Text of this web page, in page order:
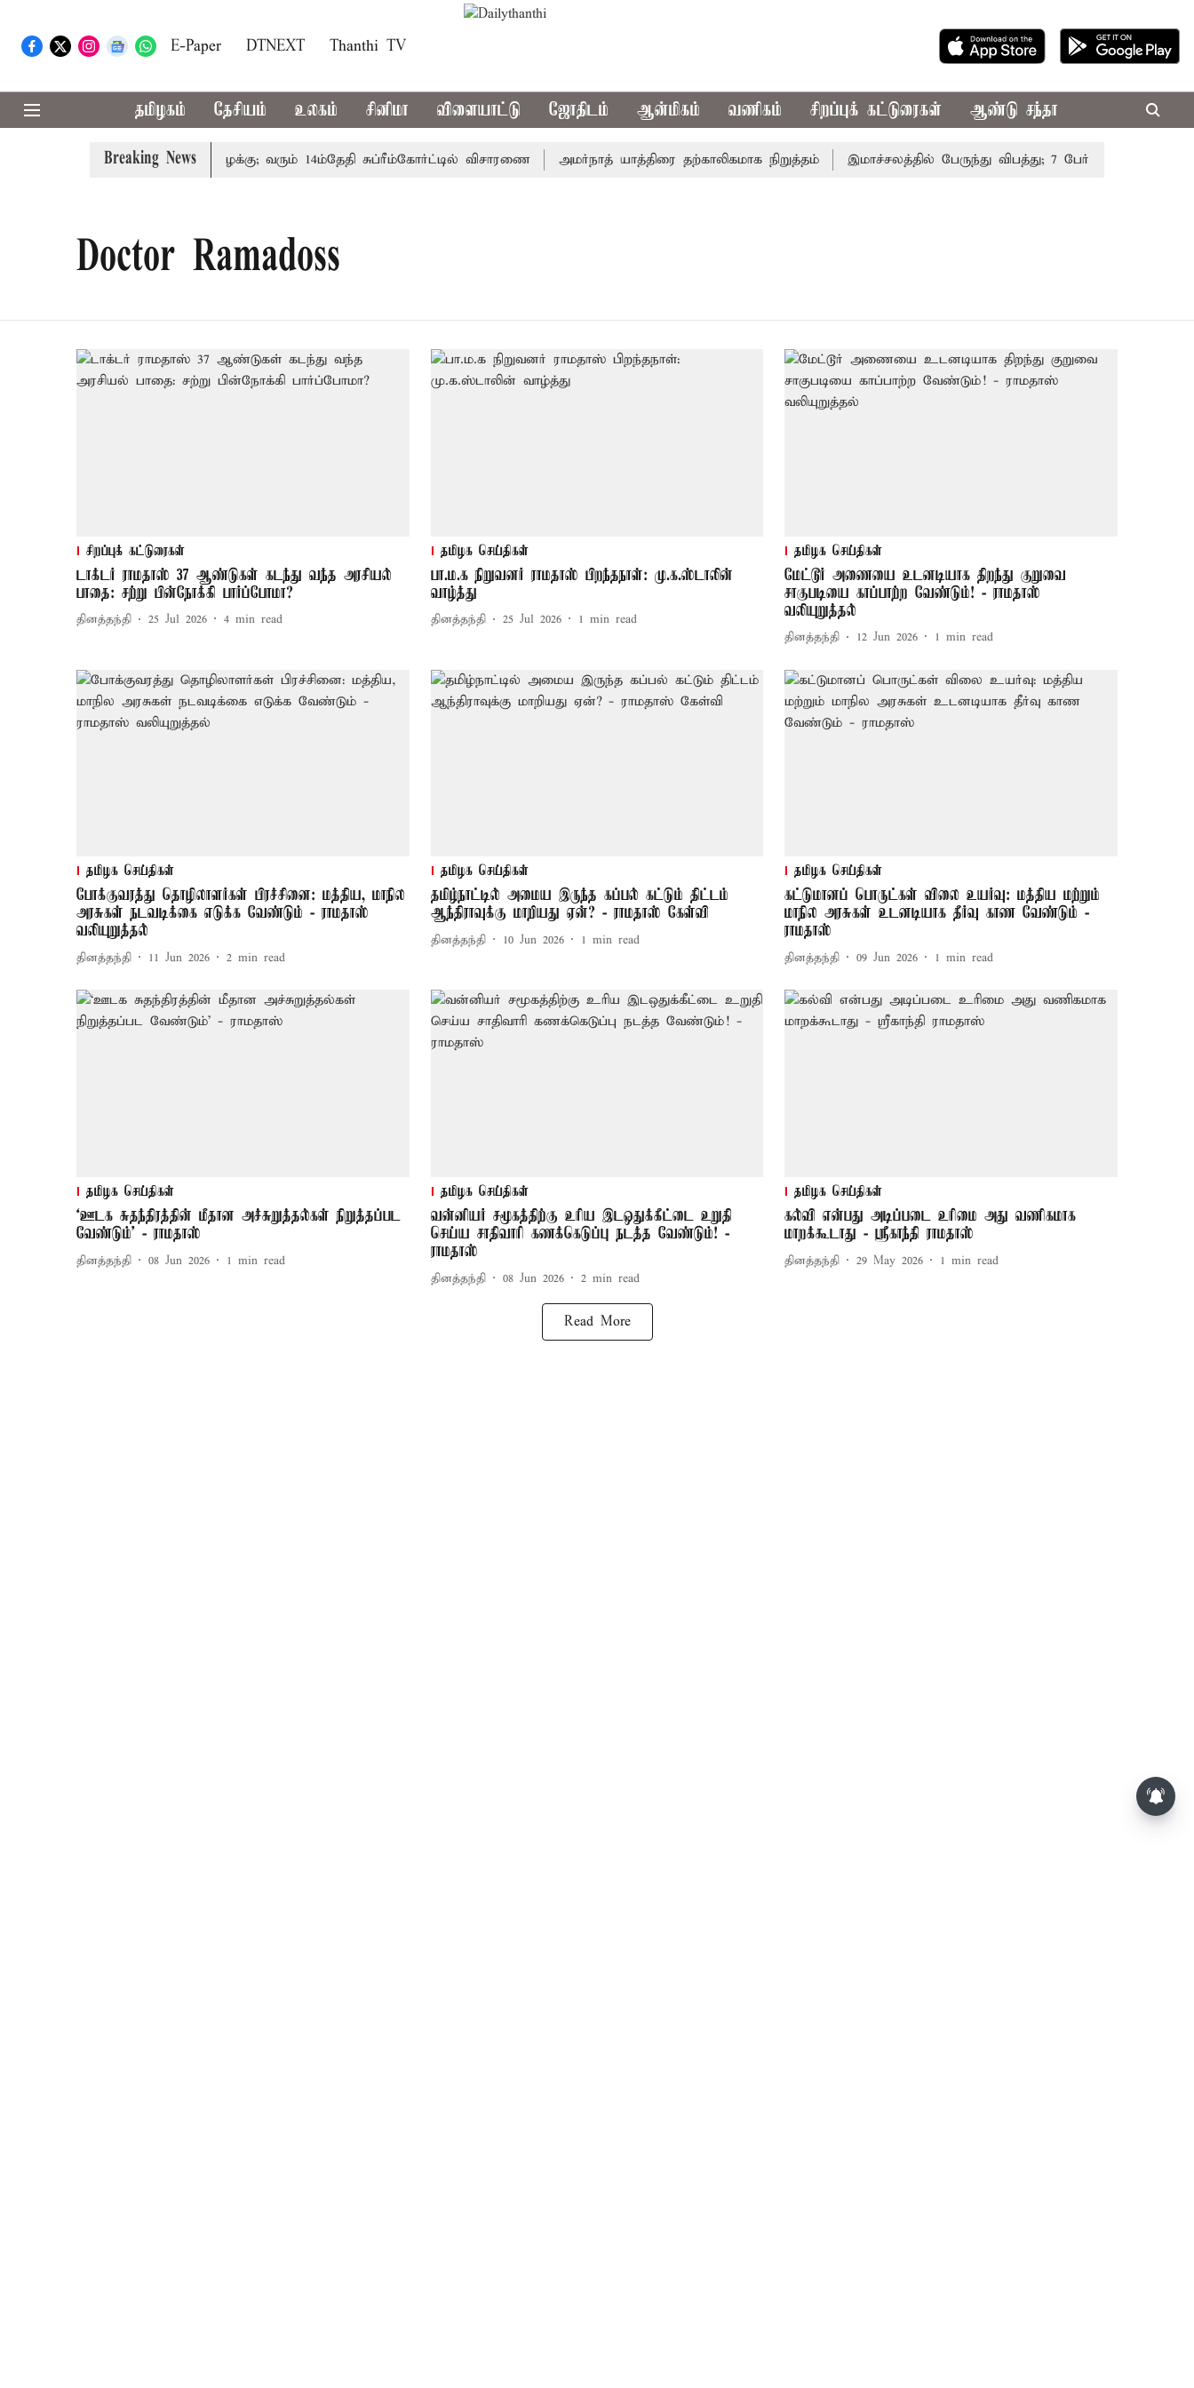
E-Paper DTNEXT Thanthi TV
தமிழகம் தேசியம் உலகம் சினிமா விளையாட்டு ஜோதிடம் ஆன்மிகம் வணிகம் சிறப்புக் கட்டுரைகள் ஆண்டு சந்தா
Breaking News
அரசுப்பணி வழக்கு; வரும் 14ம்தேதி சுப்ரீம்கோர்ட்டில் விசாரணை அமர்நாத் யாத்திரை தற்காலிகமாக நிறுத்தம் இமாச்சலத்தில் பேருந்து விபத்து; 7 பேர் பலி - பிரதமர்
Doctor Ramadoss
சிறப்புக் கட்டுரைகள்
டாக்டர் ராமதாஸ் 37 ஆண்டுகள் கடந்து வந்த அரசியல்
பாதை: சற்று பின்நோக்கி பார்ப்போமா?
தினத்தந்தி 25 Jul 2026 4 min read
தமிழக செய்திகள்
பா.ம.க நிறுவனர் ராமதாஸ் பிறந்தநாள்: மு.க.ஸ்டாலின்
வாழ்த்து
தினத்தந்தி 25 Jul 2026 1 min read
தமிழக செய்திகள்
மேட்டூர் அணையை உடனடியாக திறந்து குறுவை
சாகுபடியை காப்பாற்ற வேண்டும்! - ராமதாஸ்
வலியுறுத்தல்
தினத்தந்தி 12 Jun 2026 1 min read
தமிழக செய்திகள்
போக்குவரத்து தொழிலாளர்கள் பிரச்சினை: மத்திய, மாநில
அரசுகள் நடவடிக்கை எடுக்க வேண்டும் - ராமதாஸ்
வலியுறுத்தல்
தினத்தந்தி 11 Jun 2026 2 min read
தமிழக செய்திகள்
தமிழ்நாட்டில் அமைய இருந்த கப்பல் கட்டும் திட்டம்
ஆந்திராவுக்கு மாறியது ஏன்? - ராமதாஸ் கேள்வி
தினத்தந்தி 10 Jun 2026 1 min read
தமிழக செய்திகள்
கட்டுமானப் பொருட்கள் விலை உயர்வு: மத்திய மற்றும்
மாநில அரசுகள் உடனடியாக தீர்வு காண வேண்டும் -
ராமதாஸ்
தினத்தந்தி 09 Jun 2026 1 min read
தமிழக செய்திகள்
‘ஊடக சுதந்திரத்தின் மீதான அச்சுறுத்தல்கள் நிறுத்தப்பட
வேண்டும்’ - ராமதாஸ்
தினத்தந்தி 08 Jun 2026 1 min read
தமிழக செய்திகள்
வன்னியர் சமூகத்திற்கு உரிய இடஒதுக்கீட்டை உறுதி
செய்ய சாதிவாரி கணக்கெடுப்பு நடத்த வேண்டும்! -
ராமதாஸ்
தினத்தந்தி 08 Jun 2026 2 min read
தமிழக செய்திகள்
கல்வி என்பது அடிப்படை உரிமை அது வணிகமாக
மாறக்கூடாது - ஸ்ரீகாந்தி ராமதாஸ்
தினத்தந்தி 29 May 2026 1 min read
Read More